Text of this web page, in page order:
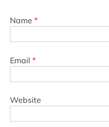
Name *
Email *
Website